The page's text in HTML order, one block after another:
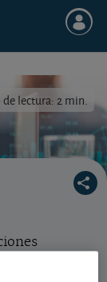
lectura: 2 min.
Agfa-Gevaert,